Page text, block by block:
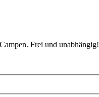
Frei und unabhängig!